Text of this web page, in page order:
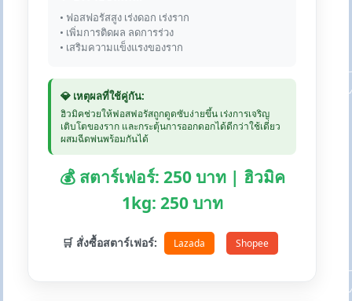
• ฟอสฟอรัสสูง เร่งดอก เร่งราก
• เพิ่มการติดผล ลดการร่วง
• เสริมความแข็งแรงของราก
💎 เหตุผลที่ใช้คู่กัน:
ฮิวมิคช่วยให้ฟอสฟอรัสถูกดูดซับง่ายขึ้น เร่งการเจริญ
เติบโตของราก และกระตุ้นการออกดอกได้ดีกว่าใช้เดี่ยว
ผสมฉีดพ่นพร้อมกันได้
💰 สตาร์เฟอร์: 250 บาท | ฮิวมิค
1kg: 250 บาท
🛒 สั่งซื้อสตาร์เฟอร์: Lazada Shopee